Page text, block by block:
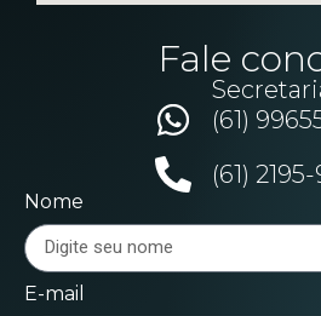
Fale
(61)
(61)
Nome
E-mail